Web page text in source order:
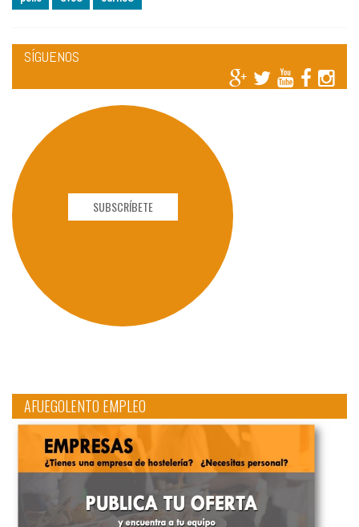
SÍGUENOS
SUBSCRÍBETE
AFUEGOLENTO EMPLEO